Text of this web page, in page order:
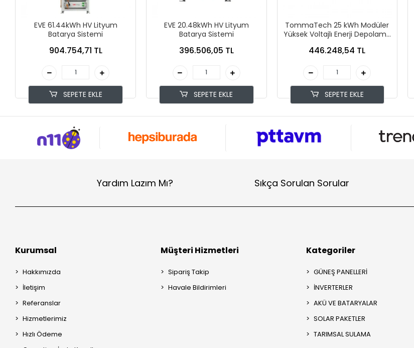
EVE 61.44kWh HV Lityum
Batarya Sistemi
904.754,71 TL
SEPETE EKLE
EVE 20.48kWh HV Lityum
Batarya Sistemi
396.506,05 TL
SEPETE EKLE
TommaTech 25 kWh Modüler
Yüksek Voltajlı Enerji Depolama
446.248,54 TL
SEPETE EKLE
Yardım Lazım Mı? Sıkça Sorulan Sorular
Kurumsal
Hakkımızda
İletişim
Referanslar
Hizmetlerimiz
Hızlı Ödeme
Müşteri Hizmetleri
Sipariş Takip
Havale Bildirimleri
Kategoriler
GÜNEŞ PANELLERİ
İNVERTERLER
AKÜ VE BATARYALAR
SOLAR PAKETLER
TARIMSAL SULAMA